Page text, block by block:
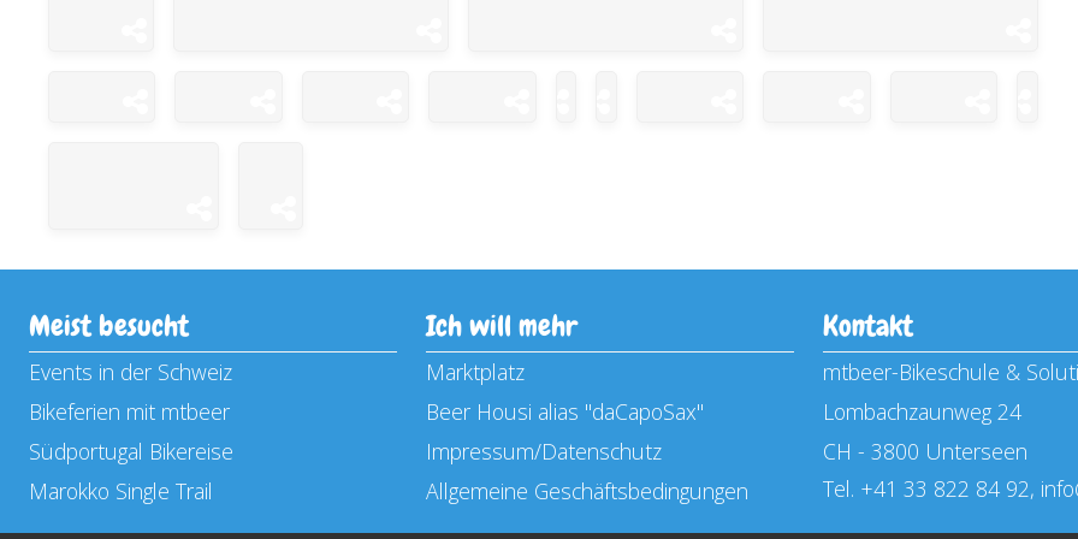
Meist besucht
Events in der Schweiz
Bikeferien mit mtbeer
Südportugal Bikereise
Marokko Single Trail
Ich will mehr
Marktplatz
Beer Housi alias "daCapoSax"
Impressum/Datenschutz
Allgemeine Geschäftsbedingungen
Kontakt
mtbeer-Bikeschule &
Lombachzaunweg 24
CH - 3800 Unterseen
Tel. +41 33 822 84 92,